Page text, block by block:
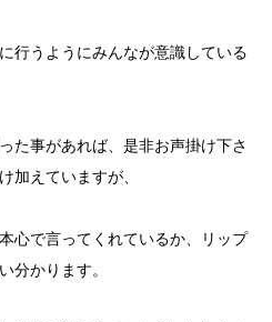
行うようにみんなが意識している
た事があれば、是非お声掛け下さ
加えていますが、
心で言ってくれているか、リップ
分かります。